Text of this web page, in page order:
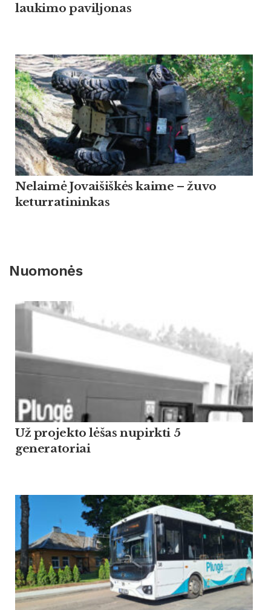
laukimo paviljonas
Nelaimė Jovaišiškės kaime – žuvo
keturratininkas
Nuomonės
Už projekto lėšas nupirkti 5
generatoriai